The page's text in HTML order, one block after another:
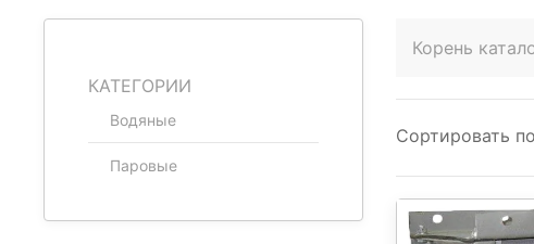
КАТЕГОРИИ
Водяные
Паровые
Корень
Сортировать